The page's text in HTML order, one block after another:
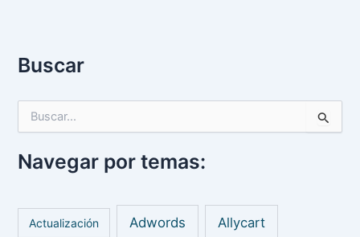
Buscar
u
c
p
Navegar por temas:
Actualización Adwords Allycart